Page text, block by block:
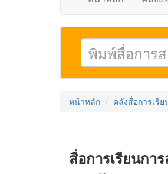
หน้าหลัก คลังสื่อการเรี
สื่อการเรียนกา